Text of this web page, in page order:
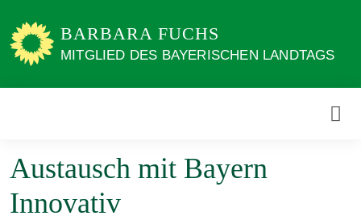
zum
Inhalt
BARBARA FUCHS
MITGLIED DES BAYERISCHEN LANDTAGS
Austausch mit Bayern
Innovativ